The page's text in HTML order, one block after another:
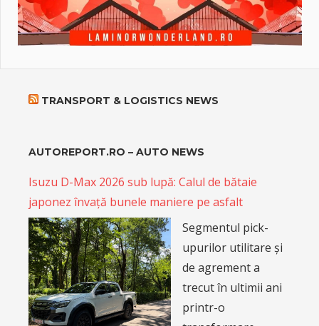
TRANSPORT & LOGISTICS NEWS
AUTOREPORT.RO – AUTO NEWS
Isuzu D-Max 2026 sub lupă: Calul de bătaie
japonez învață bunele maniere pe asfalt
Segmentul pick-
upurilor utilitare și
de agrement a
trecut în ultimii ani
printr-o